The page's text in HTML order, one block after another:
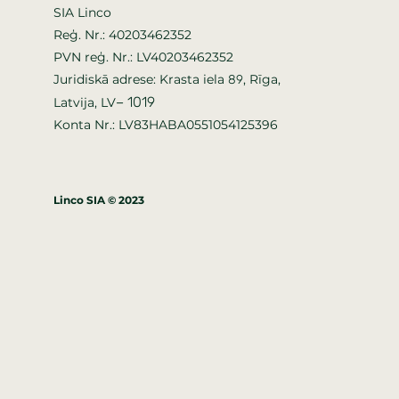
SIA Linco
Reģ. Nr.: 40203462352
PVN reģ. Nr.: LV40203462352
Juridiskā adrese: Krasta iela89, Rīga,
Latvija, LV– 1019
Konta Nr.: LV83HABA0551054125396
Linco SIA © 2023